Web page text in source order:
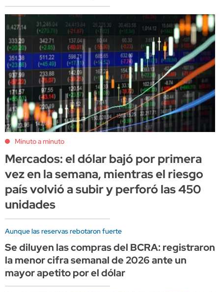
Minuto a minuto
Mercados: el dólar bajó por primera
vez en la semana, mientras el riesgo
país volvió a subir y perforó las 450
unidades
Aunque las reservas rebotaron fuerte
Se diluyen las compras del BCRA: registraron
la menor cifra semanal de 2026 ante un
mayor apetito por el dólar